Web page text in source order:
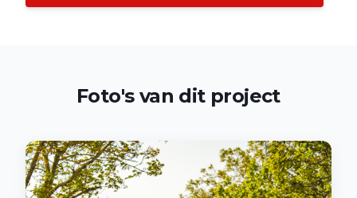
Foto's van dit project